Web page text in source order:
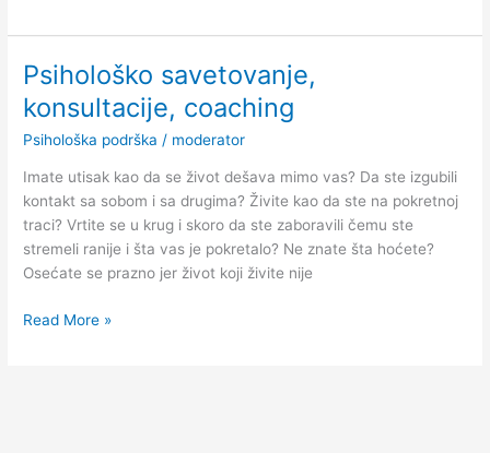
Psihološko savetovanje,
konsultacije, coaching
Psihološka podrška / moderator
Imate utisak kao da se život dešava mimo vas? Da ste izgubili
kontakt sa sobom i sa drugima? Živite kao da ste na pokretnoj
traci? Vrtite se u krug i skoro da ste zaboravili čemu ste
stremeli ranije i šta vas je pokretalo? Ne znate šta hoćete?
Osećate se prazno jer život koji živite nije
Psihološko
savetovanje,
konsultacije,
coaching
Read More »